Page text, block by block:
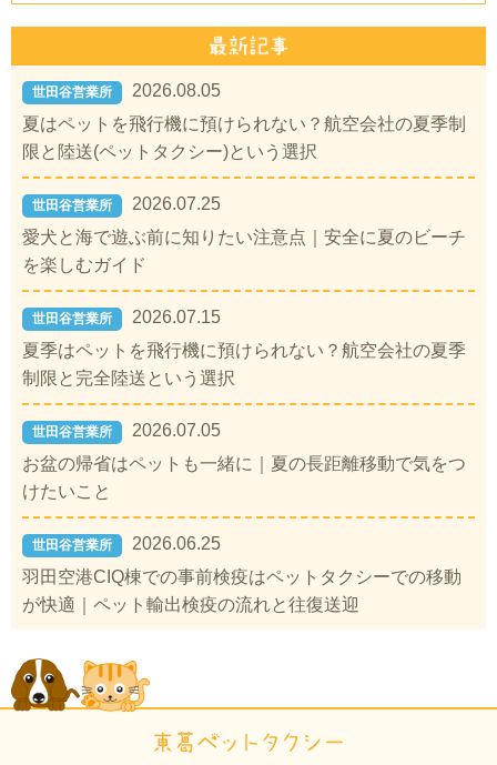
世田谷営業所
2026.08.05
夏はペットを飛行機に預けられない？航空会社の夏季制
限と陸送(ペットタクシー)という選択
世田谷営業所
2026.07.25
愛犬と海で遊ぶ前に知りたい注意点｜安全に夏のビーチ
を楽しむガイド
世田谷営業所
2026.07.15
夏季はペットを飛行機に預けられない？航空会社の夏季
制限と完全陸送という選択
世田谷営業所
2026.07.05
お盆の帰省はペットも一緒に｜夏の長距離移動で気をつ
けたいこと
世田谷営業所
2026.06.25
羽田空港CIQ棟での事前検疫はペットタクシーでの移動
が快適｜ペット輸出検疫の流れと往復送迎